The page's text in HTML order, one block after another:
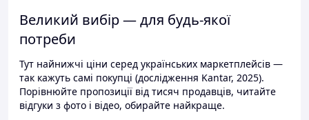
Великий вибір — для будь-якої
потреби
Тут найнижчі ціни серед українських маркетплейсів —
так кажуть самі покупці (дослідження Kantar, 2025).
Порівнюйте пропозиції від тисяч продавців, читайте
відгуки з фото і відео, обирайте найкраще.